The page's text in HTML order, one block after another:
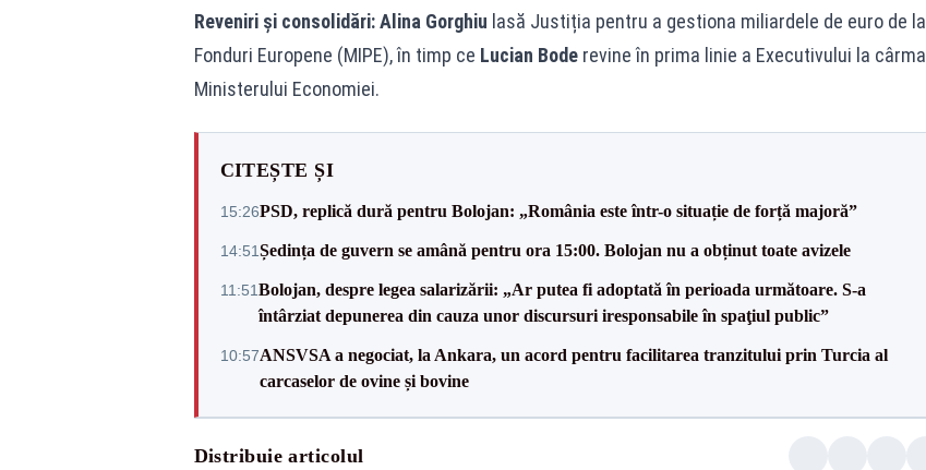
Reveniri și consolidări: Alina Gorghiu lasă Justiția pentru a gestiona miliardele de euro de la
Fonduri Europene (MIPE), în timp ce Lucian Boderevine în prima linie a Executivului la cârma
Ministerului Economiei.
CITEȘTE ȘI
15:26PSD, replică dură pentru Bolojan: „România este într-o situație de forță majoră”
14:51Ședința de guvern se amână pentru ora 15:00. Bolojan nu a obținut toate avizele
11:51Bolojan, despre legea salarizării: „Ar putea fi adoptată în perioada următoare. S-a
întârziat depunerea din cauza unor discursuri iresponsabile în spaţiul public”
10:57ANSVSA a negociat, la Ankara, un acord pentru facilitarea tranzitului prin Turcia al
carcaselor de ovine și bovine
Distribuie articolul